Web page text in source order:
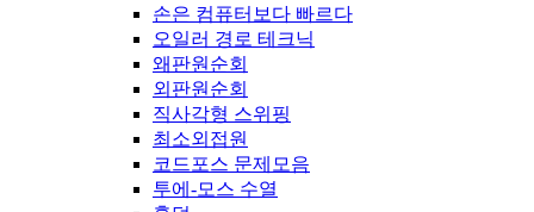
손은 컴퓨터보다 빠르다
오일러 경로 테크닉
왜판원순회
외판원순회
직사각형 스위핑
최소외접원
코드포스 문제모음
투에-모스 수열